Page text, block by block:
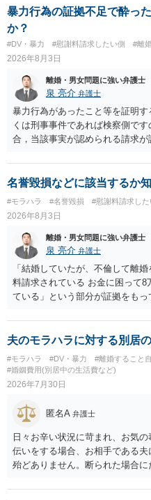
暴力行為の証拠不足で酔っ
か？
#DV・暴力 #慰謝料請求したい側 #離
2026年8月3日
離婚・男女問題に強い弁護士
泉 亮介 弁護士
暴力行為があったこと等を証明
くは刑事事件であれば検察側で
合，当該事実が認められる請求
名誉毀損などに該当するか
#モラハラ #名誉毀損 #慰謝料請求した
2026年8月3日
離婚・男女問題に強い弁護士
泉 亮介 弁護士
「結婚していたが、不倫して離
料請求されている お金に困って8
ている」という部分が証拠をも
ょう。 既に弁護士にご依頼され
護士と打ち合わせの末どのよう
夫のモラハラに対する別居
#モラハラ #DV・暴力 #離婚すること
#婚姻費用(別居中の生活費など)
2026年7月30日
匿名A 弁護士
日々お辛い状況に苛まれ、お気
伝いをする場合、お相手である
殆どありません。断られた場合
高いためです。 実務的には、ご